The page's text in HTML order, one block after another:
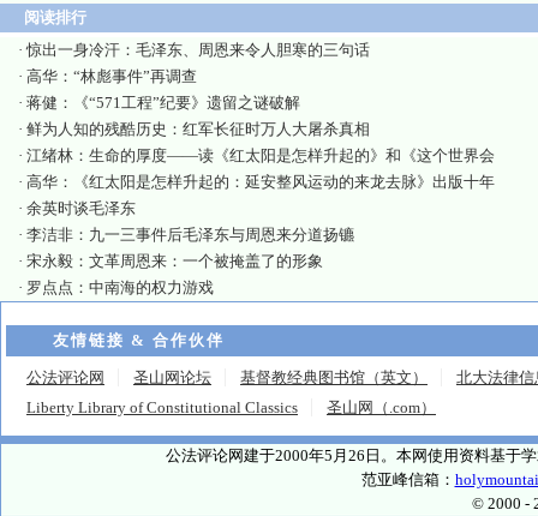
阅读排行
·惊出一身冷汗：毛泽东、周恩来令人胆寒的三句话
· 高华：“林彪事件”再调查
· 蒋健：《“571工程”纪要》遗留之谜破解
· 鲜为人知的残酷历史：红军长征时万人大屠杀真相
· 江绪林：生命的厚度——读《红太阳是怎样升起的》和《这个世界会
· 高华：《红太阳是怎样升起的：延安整风运动的来龙去脉》出版十年
· 余英时谈毛泽东
· 李洁非：九一三事件后毛泽东与周恩来分道扬镳
· 宋永毅：文革周恩来：一个被掩盖了的形象
· 罗点点：中南海的权力游戏
友情链接 & 合作伙伴
公法评论网 圣山网论坛 基督教经典图书馆（英文）
北大法律信
Liberty Library of Constitutional Classics
圣山网（.com）
公法评论网建于2000年5月26日。本网使用资料基于
范亚峰信箱：
© 2000 -